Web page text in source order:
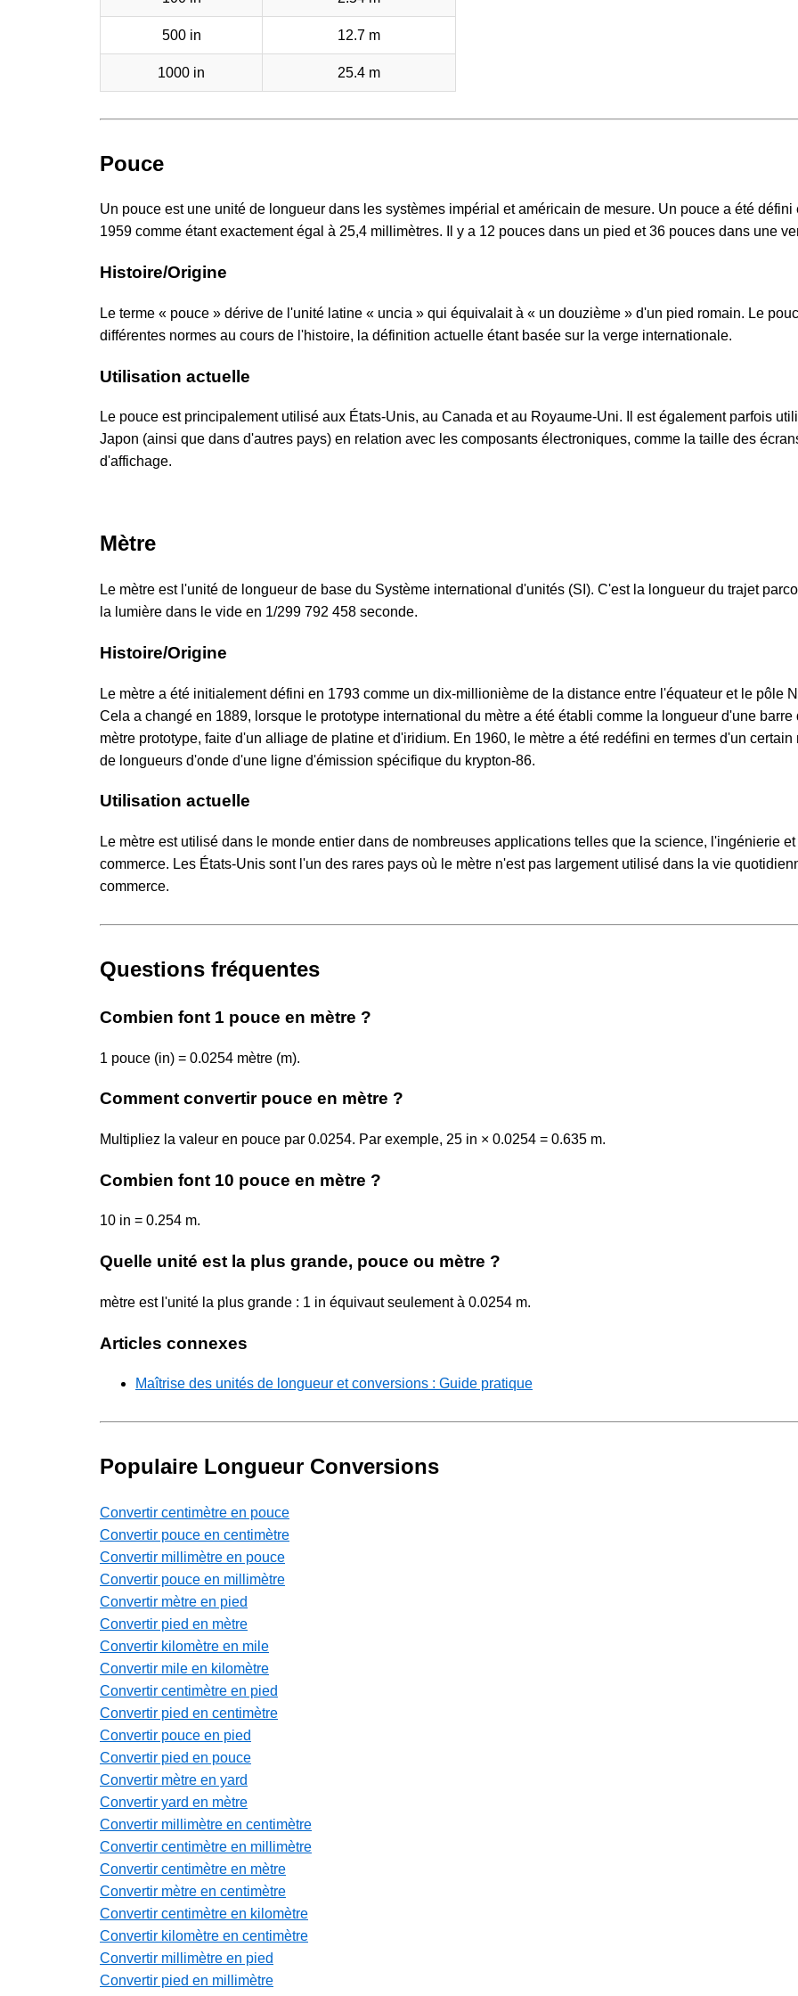
500 in 12.7 m
1000 in 25.4 m
Pouce
Un pouce est une unité de longueur dans les systèmes impérial et américain de mesure. Un pouce a été défini
1959 comme étant exactement égal à 25,4 millimètres. Il y a 12 pouces dans un pied et 36 pouces dans une
Histoire/Origine
Le terme « pouce » dérive de l'unité latine « uncia » qui équivalait à « un douzième » d'un pied romain. Le
différentes normes au cours de l'histoire, la définition actuelle étant basée sur la verge internationale.
Utilisation actuelle
Le pouce est principalement utilisé aux États-Unis, au Canada et au Royaume-Uni. Il est également parfois
Japon (ainsi que dans d'autres pays) en relation avec les composants électroniques, comme la taille des
d'affichage.
Mètre
Le mètre est l'unité de longueur de base du Système international d'unités (SI). C'est la longueur du trajet
la lumière dans le vide en 1/299 792 458 seconde.
Histoire/Origine
Le mètre a été initialement défini en 1793 comme un dix-millionième de la distance entre l'équateur et le pôle
Cela a changé en 1889, lorsque le prototype international du mètre a été établi comme la longueur d'une barre
mètre prototype, faite d'un alliage de platine et d'iridium. En 1960, le mètre a été redéfini en termes d'un certain
de longueurs d'onde d'une ligne d'émission spécifique du krypton-86.
Utilisation actuelle
Le mètre est utilisé dans le monde entier dans de nombreuses applications telles que la science, l'ingénierie
commerce. Les États-Unis sont l'un des rares pays où le mètre n'est pas largement utilisé dans la vie
commerce.
Questions fréquentes
Combien font 1 pouce en mètre ?
1 pouce (in) = 0.0254 mètre (m).
Comment convertir pouce en mètre ?
Multipliez la valeur en pouce par 0.0254. Par exemple, 25 in × 0.0254 = 0.635 m.
Combien font 10 pouce en mètre ?
10 in = 0.254 m.
Quelle unité est la plus grande, pouce ou mètre ?
mètre est l'unité la plus grande : 1 in équivaut seulement à 0.0254 m.
Articles connexes
Maîtrise des unités de longueur et conversions : Guide pratique
Populaire Longueur Conversions
Convertir centimètre en pouce
Convertir pouce en centimètre
Convertir millimètre en pouce
Convertir pouce en millimètre
Convertir mètre en pied
Convertir pied en mètre
Convertir kilomètre en mile
Convertir mile en kilomètre
Convertir centimètre en pied
Convertir pied en centimètre
Convertir pouce en pied
Convertir pied en pouce
Convertir mètre en yard
Convertir yard en mètre
Convertir millimètre en centimètre
Convertir centimètre en millimètre
Convertir centimètre en mètre
Convertir mètre en centimètre
Convertir centimètre en kilomètre
Convertir kilomètre en centimètre
Convertir millimètre en pied
Convertir pied en millimètre